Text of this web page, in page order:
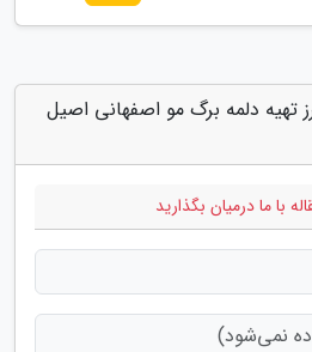
تهیه دلمه برگ مو اصفهانی اصیل
با ما درمیان بگذارید